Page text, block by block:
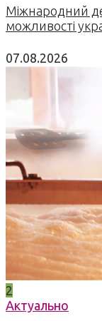
Міжнародний
можливості
07.08.2026
2
Актуально